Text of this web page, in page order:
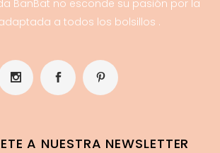
BanBat no esconde su pasión por la
a todos los bolsillos .
A NUESTRA NEWSLETTER